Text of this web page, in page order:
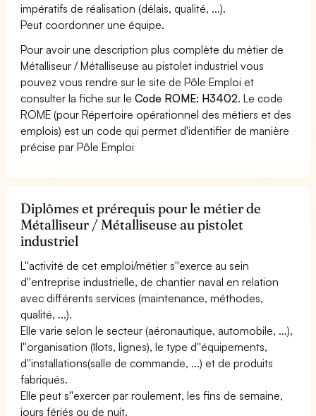
impératifs de réalisation (délais, qualité, ...).
Peut coordonner une équipe.
Pour avoir une description plus complète du métier de
Métalliseur / Métalliseuse au pistolet industriel vous
pouvez vous rendre sur le site de Pôle Emploi et
consulter la fiche sur leCode ROME: H3402. Le code
ROME (pour Répertoire opérationnel des métiers et des
emplois) est un code qui permet d'identifier de manière
précise par Pôle Emploi
Diplômes et prérequis pour le métier de
Métalliseur / Métalliseuse au pistolet
industriel
L''activité de cet emploi/métier s''exerce au sein
d''entreprise industrielle, de chantier naval en relation
avec différents services (maintenance, méthodes,
qualité, ...).
Elle varie selon le secteur (aéronautique, automobile, ...),
l''organisation (îlots, lignes), le type d''équipements,
d''installations(salle de commande, ...) et de produits
fabriqués.
Elle peut s''exercer par roulement, les fins de semaine,
jours fériés ou de nuit.